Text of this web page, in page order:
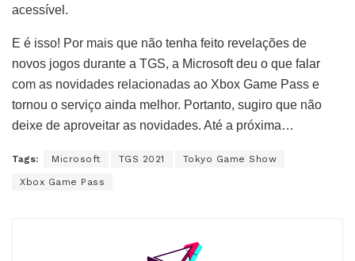
acessível.
E é isso! Por mais que não tenha feito revelações de
novos jogos durante a TGS, a Microsoft deu o que falar
com as novidades relacionadas ao Xbox Game Pass e
tornou o serviço ainda melhor. Portanto, sugiro que não
deixe de aproveitar as novidades. Até a próxima…
Tags: Microsoft TGS 2021 Tokyo Game Show
Xbox Game Pass